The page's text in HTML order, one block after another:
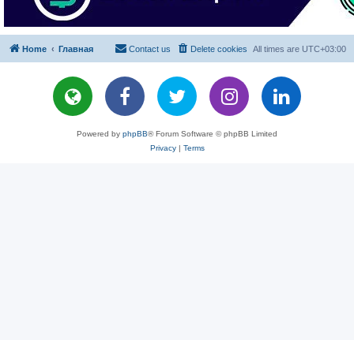
Home Главная All times are UTC+03:00
Delete cookies
Contact us
Powered by phpBB® Forum Software © phpBB Limited
Privacy| Terms